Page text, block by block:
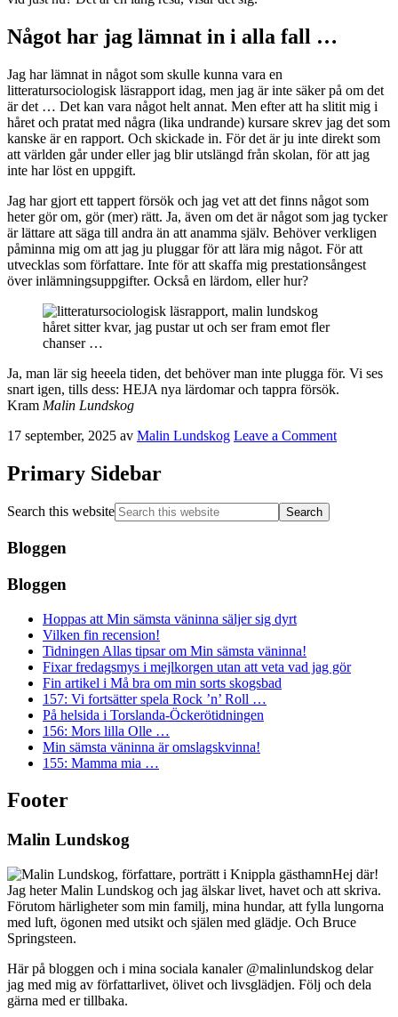
Något har jag lämnat in i alla fall …
Jag har lämnat in något som skulle kunna vara en
litteratursociologisk läsrapport idag, men jag är inte säker på om det
är det … Det kan vara något helt annat. Men efter att ha slitit mig i
håret och pratat med några (lika undrande) kursare skrev jag det som
kanske är en rapport. Och skickade in. För det är ju inte direkt som
att världen går under eller jag blir utslängd från skolan, för att jag
inte har löst en uppgift.
Jag har gjort ett tappert försök och jag vet att det finns något som
heter gör om, gör (mer) rätt. Ja, även om det är något som jag tycker
är lättare att säga till andra än att anamma själv. Behöver verkligen
påminna mig om att jag ju pluggar för att lära mig något. För att
utvecklas som författare. Inte för att skaffa mig prestationsångest
över inlämningsuppgifter. Också en lärdom, eller hur?
håret sitter kvar, jag pustar ut och ser fram emot fler
chanser …
Ja, man lär sig heeela tiden, det behöver man inte plugga för. Vi ses
snart igen, tills dess: HEJA nya lärdomar och tappra försök.
Kram Malin Lundskog
17 september, 2025 av Malin Lundskog Leave a Comment
Primary Sidebar
Search this website
Bloggen
Bloggen
Hoppas att Min sämsta väninna säljer sig dyrt
Vilken fin recension!
Tidningen Allas tipsar om Min sämsta väninna!
Fixar fredagsmys i mejlkorgen utan att veta vad jag gör
Fin artikel i Må bra om min sorts skogsbad
157: Vi fortsätter spela Rock ’n’ Roll …
På helsida i Torslanda-Öckerötidningen
156: Mors lilla Olle …
Min sämsta väninna är omslagskvinna!
155: Mamma mia …
Footer
Malin Lundskog
Hej där!
Jag heter Malin Lundskog och jag älskar livet, havet och att skriva.
Förutom härligheter som min familj, mina hundar, att fylla lungorna
med luft, ögonen med utsikt och själen med glädje. Och Bruce
Springsteen.
Här på bloggen och i mina sociala kanaler @malinlundskog delar
jag med mig av författarlivet, ölivet och livsglädjen. Följ och dela
gärna med er tillbaka.